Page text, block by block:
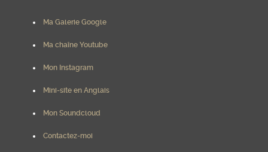
Ma Galerie Google
Ma chaîne Youtube
Mon Instagram
Mini-site en Anglais
Mon Soundcloud
Contactez-moi